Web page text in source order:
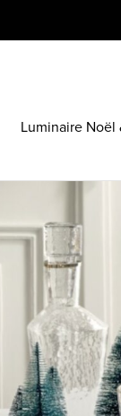
Luminaire